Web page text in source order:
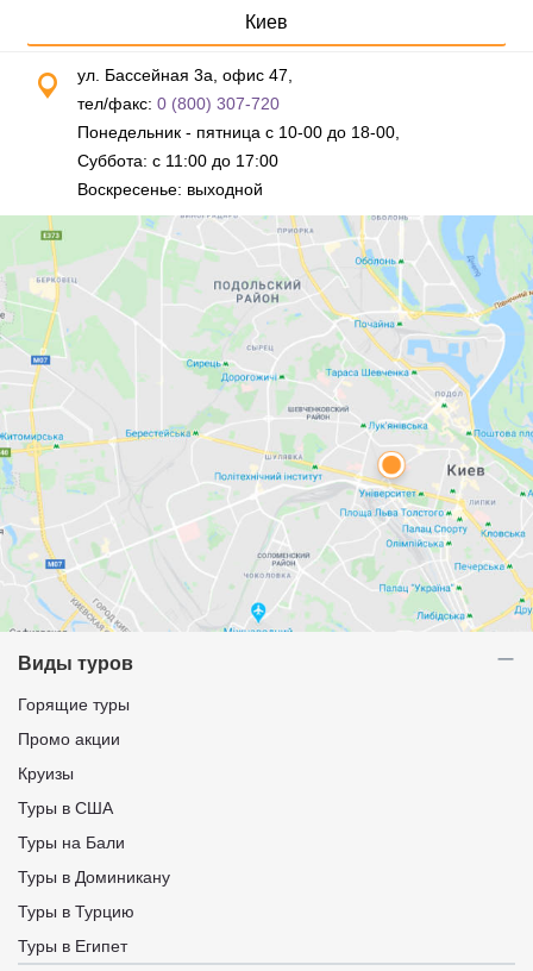
Киев
ул. Бассейная 3а, офис 47,
тел/факс: 0 (800) 307-720
Понедельник - пятница с 10-00 до 18-00,
Суббота: с 11:00 до 17:00
Воскресенье: выходной
Виды туров
Горящие туры
Промо акции
Круизы
Туры в США
Туры на Бали
Туры в Доминикану
Туры в Турцию
Туры в Египет